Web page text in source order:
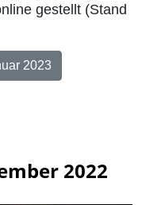
gestellt (Stand
2023
2022